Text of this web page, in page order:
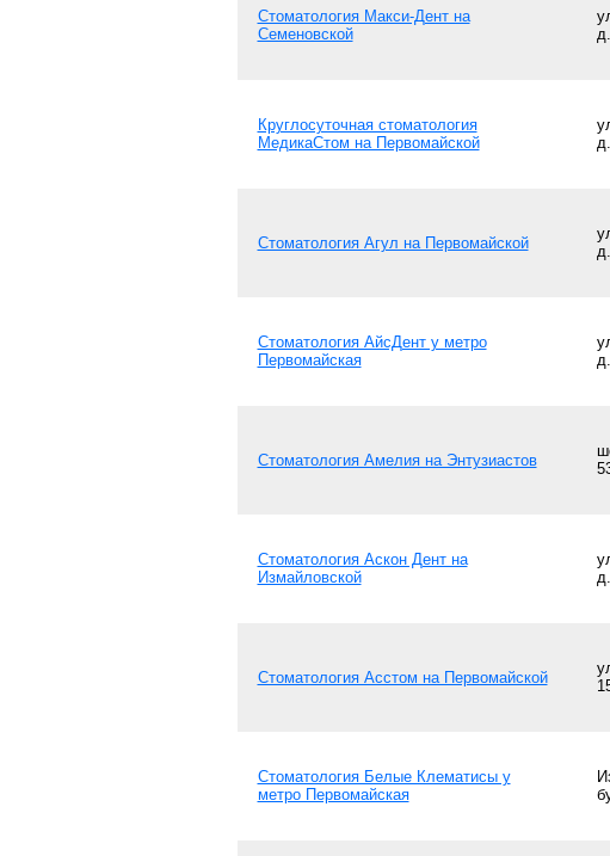
Стоматология Макси-Дент на
Семеновской
Круглосуточная стоматология
МедикаСтом на Первомайской
Стоматология Агул на Первомайской
Стоматология АйсДент у метро
Первомайская
Стоматология Амелия на Энтузиастов
Стоматология Аскон Дент на
Измайловской
Стоматология Асстом на Первомайской
Стоматология Белые Клематисы у
метро Первомайская